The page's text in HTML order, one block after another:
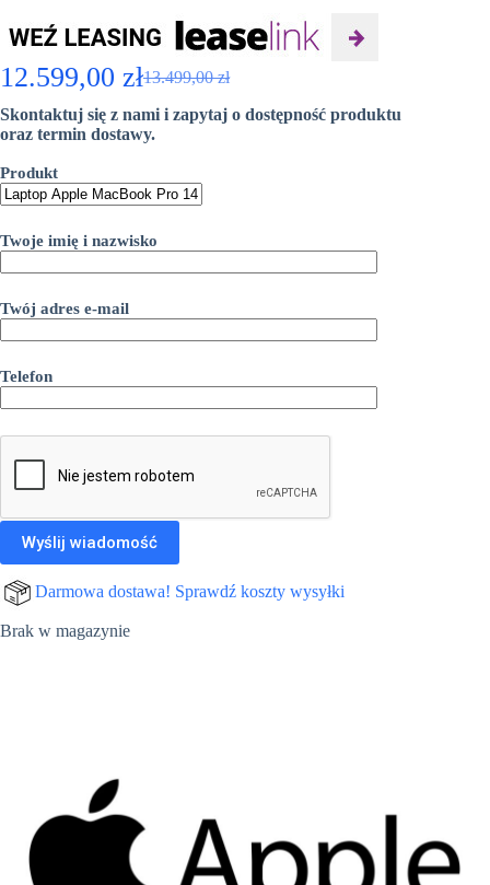
13.499,00zł
Pierwotna
cena
13.499,00 zł.
12.599,00 zł
Aktualna
cena
12.599,00 zł.
Skontaktuj się z nami i zapytaj o dostępność produktu
oraz termin dostawy.
Produkt
Twoje imię i nazwisko
Twój adres e-mail
Telefon
Darmowa dostawa! Sprawdź koszty wysyłki
Brak w magazynie